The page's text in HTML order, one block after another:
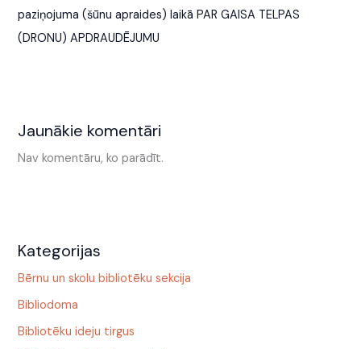
paziņojuma (šūnu apraides) laikā PAR GAISA TELPAS
(DRONU) APDRAUDĒJUMU
Jaunākie komentāri
Nav komentāru, ko parādīt.
Kategorijas
Bērnu un skolu bibliotēku sekcija
Bibliodoma
Bibliotēku ideju tirgus